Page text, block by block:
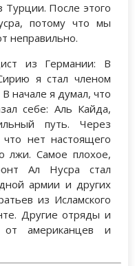
После этого
потому что мы
неправильно.
из Германии: В
я стал членом
начале я думал, что
себе: Аль Кайда,
путь. Через
нет настоящего
лжи. Самое плохое,
Ал Нусра стал
армии и других
из Исламского
Другие отряды и
американцев и